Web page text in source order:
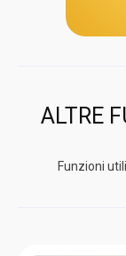
ALTRE
Funzioni